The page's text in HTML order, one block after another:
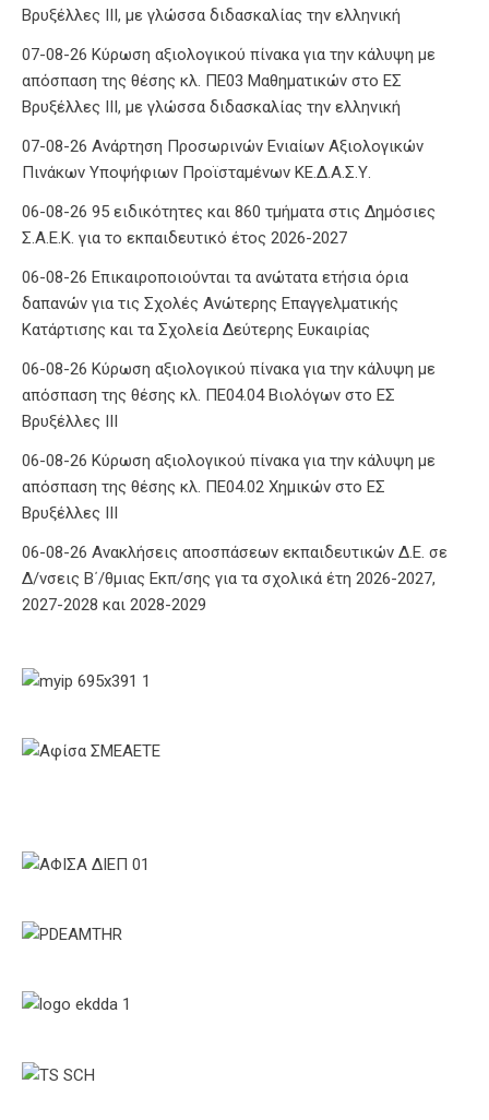
Βρυξέλλες ΙΙΙ, με γλώσσα διδασκαλίας την ελληνική
07-08-26 Κύρωση αξιολογικού πίνακα για την κάλυψη με
απόσπαση της θέσης κλ. ΠΕ03 Μαθηματικών στο ΕΣ
Βρυξέλλες ΙΙΙ, με γλώσσα διδασκαλίας την ελληνική
07-08-26 Ανάρτηση Προσωρινών Ενιαίων Αξιολογικών
Πινάκων Υποψήφιων Προϊσταμένων ΚΕ.Δ.Α.Σ.Υ.
06-08-26 95 ειδικότητες και 860 τμήματα στις Δημόσιες
Σ.Α.Ε.Κ. για το εκπαιδευτικό έτος 2026-2027
06-08-26 Επικαιροποιούνται τα ανώτατα ετήσια όρια
δαπανών για τις Σχολές Ανώτερης Επαγγελματικής
Κατάρτισης και τα Σχολεία Δεύτερης Ευκαιρίας
06-08-26 Κύρωση αξιολογικού πίνακα για την κάλυψη με
απόσπαση της θέσης κλ. ΠΕ04.04 Βιολόγων στο ΕΣ
Βρυξέλλες ΙΙΙ
06-08-26 Κύρωση αξιολογικού πίνακα για την κάλυψη με
απόσπαση της θέσης κλ. ΠΕ04.02 Χημικών στο ΕΣ
Βρυξέλλες ΙΙΙ
06-08-26 Ανακλήσεις αποσπάσεων εκπαιδευτικών Δ.Ε. σε
Δ/νσεις Β΄/θμιας Εκπ/σης για τα σχολικά έτη 2026-2027,
2027-2028 και 2028-2029